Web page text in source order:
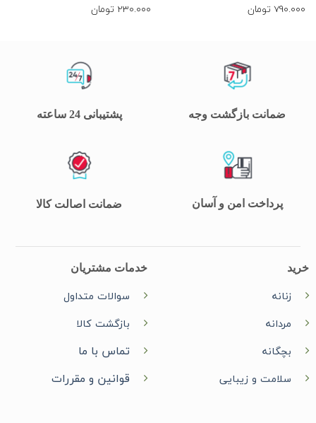
790.000تومان 230.000تومان
ضمانت بازگشت وجه پشتیبانی 24 ساعته
پرداخت امن و آسان ضمانت اصالت کالا
خرید
زنانه
مردانه
بچگانه
سلامت و زیبایی
خدمات مشتریان
سوالات متداول
بازگشت کالا
تماس با ما
قوانین و مقررات